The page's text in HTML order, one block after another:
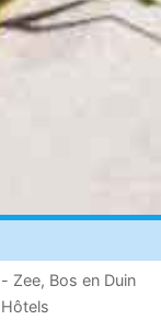
- Zee, Bos en Duin
Hôtels